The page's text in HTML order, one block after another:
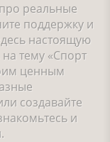
реальные
поддержку и
настоящую
тему «Спорт
ценным
создавайте
и